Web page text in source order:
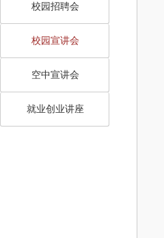
校园招聘会
校园宣讲会
空中宣讲会
就业创业讲座